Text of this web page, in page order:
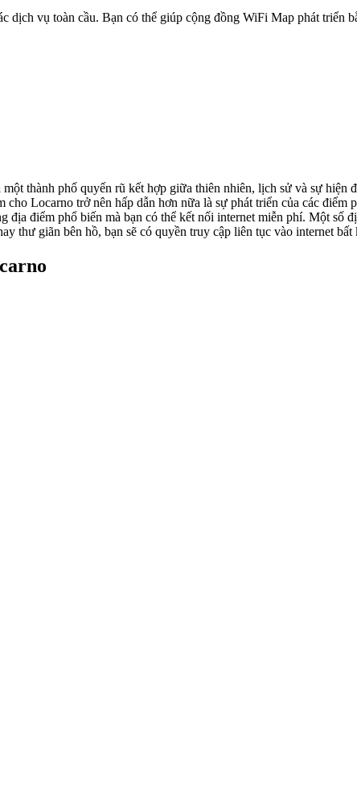
dịch vụ toàn cầu. Bạn có thể giúp cộng đồng WiFi Map phát triển
thành phố quyến rũ kết hợp giữa thiên nhiên, lịch sử và sự
Locarno trở nên hấp dẫn hơn nữa là sự phát triển của các
điểm phổ biến mà bạn có thể kết nối internet miễn phí. Một số
thư giãn bên hồ, bạn sẽ có quyền truy cập liên tục vào internet